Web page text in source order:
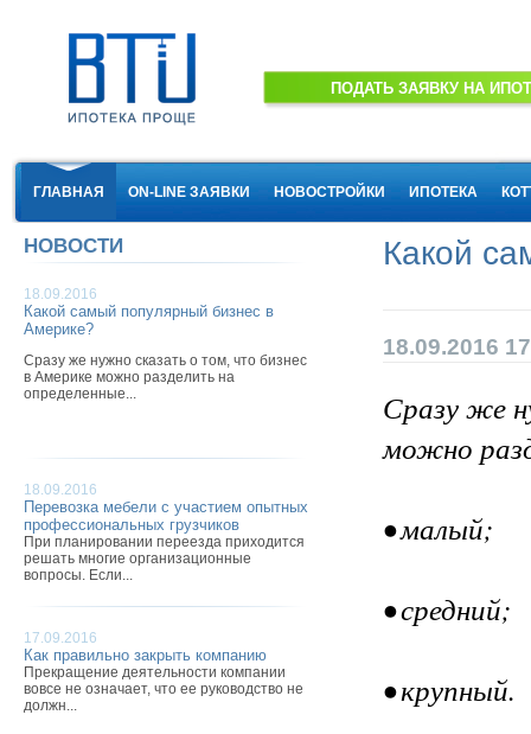
ГЛАВНАЯ ON-LINE ЗАЯВКИ НОВОСТРОЙКИ ИПОТЕКА
СТРАХОВАНИЕ НЕДВИЖИМОСТИ
НОВОСТИ
18.09.2016
Какой самый популярный бизнес в
Америке?
Сразу же нужно сказать о том, что бизнес
в Америке можно разделить на
определенные...
18.09.2016
Перевозка мебели с участием опытных
профессиональных грузчиков
При планировании переезда приходится
решать многие организационные
вопросы. Если...
17.09.2016
Как правильно закрыть компанию
Прекращение деятельности компании
вовсе не означает, что ее руководство не
должн...
Какой
18.09.2016
Сразу же
можно
• малый;
• средний;
• крупный.